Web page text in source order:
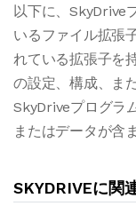
以下に、SkyDrive
いるファイル拡張
れている拡張子を
の設定、構成、ま
SkyDriveプログラ
またはデータが含
SKYDRIVEに関